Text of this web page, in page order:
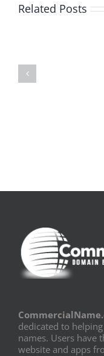
Related Posts
dedicated to
names. Users have
website and apps